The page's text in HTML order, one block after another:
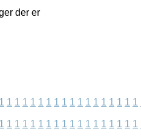
der er
1 1 1 1 1 1 1 1 1 1 1 1 1 1 1 1 1 1
1 1 1 1 1 1 1 1 1 1 1 1 1 1 1 1 1 1